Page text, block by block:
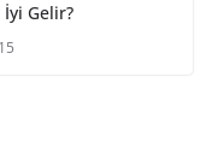
İyi Gelir?